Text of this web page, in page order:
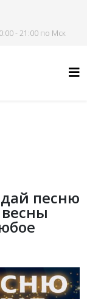
- 21:00 по Мск
песню
весны